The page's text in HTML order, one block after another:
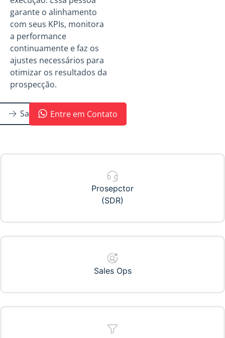
Prosepctor
(SDR)
Sales Ops
garante o alinhamento
com seus KPIs, monitora
a performance
continuamente e faz os
ajustes necessários para
otimizar os resultados da
prospecção.
Saiba MaisEntre em Contato